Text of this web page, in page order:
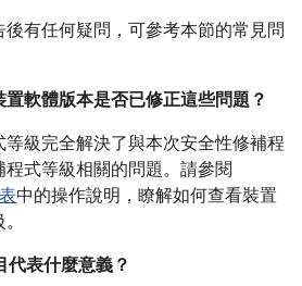
有任何疑問，可參考本節的常見問
軟體版本是否已修正這些問題？
級完全解決了與本次安全性修補程
式等級相關的問題。請參閱
中的操作說明，瞭解如何查看裝置
代表什麼意義？